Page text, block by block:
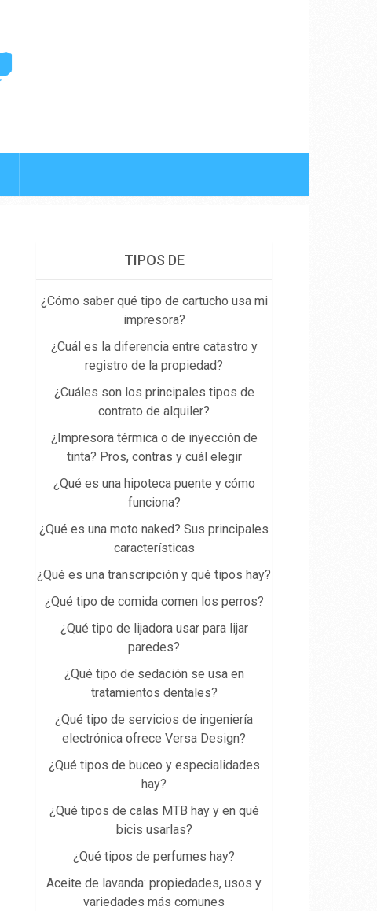
TIPOS DE
¿Cómo saber qué tipo de cartucho usa mi
impresora?
¿Cuál es la diferencia entre catastro y
registro de la propiedad​?
¿Cuáles son los principales tipos de
contrato de alquiler?
¿Impresora térmica o de inyección de
tinta? Pros, contras y cuál elegir
¿Qué es una hipoteca puente y cómo
funciona?
¿Qué es una moto naked? Sus principales
características
¿Qué es una transcripción y qué tipos hay?
¿Qué tipo de comida comen los perros?
¿Qué tipo de lijadora usar para lijar
paredes?
¿Qué tipo de sedación se usa en
tratamientos dentales?
¿Qué tipo de servicios de ingeniería
electrónica ofrece Versa Design?
¿Qué tipos de buceo y especialidades
hay?
¿Qué tipos de calas MTB hay y en qué
bicis usarlas?
¿Qué tipos de perfumes hay?
Aceite de lavanda: propiedades, usos y
variedades más comunes